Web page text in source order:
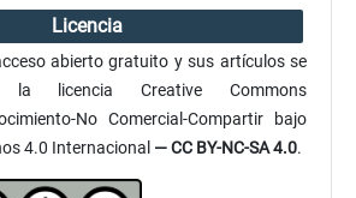
Licencia
abierto gratuito y sus artículos se
la licencia Creative Commons
No Comercial-Compartir bajo
4.0 Internacional — CC BY-NC-SA 4.0.